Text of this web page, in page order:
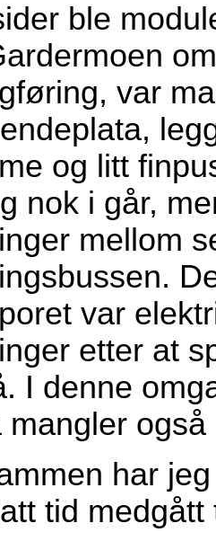
ble
var
og litt
nok i går,
mellom
var
etter at
I denne
mangler
har
tid